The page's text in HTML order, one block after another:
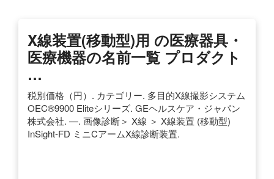
X線装置(移動型)用 の医療器具・
医療機器の名前一覧 プロダクト
…
税別価格（円）. カテゴリー. 多目的X線撮影システム
OEC®9900 Eliteシリーズ. GEヘルスケア・ジャパン
株式会社. —. 画像診断＞ X線 ＞ X線装置 (移動型)
InSight-FD ミニCアームX線診断装置.